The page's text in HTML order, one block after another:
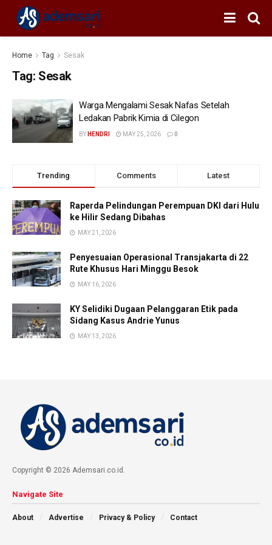
Home Tag Sesak
Tag: Sesak
Warga Mengalami Sesak Nafas Setelah
Ledakan Pabrik Kimia di Cilegon
BY HENDRI MAY 25, 2026 0
Trending Comments Latest
Raperda Pelindungan Perempuan DKI dari Hulu
ke Hilir Sedang Dibahas
MAY 21, 2026
Penyesuaian Operasional Transjakarta di 22
Rute Khusus Hari Minggu Besok
MAY 16, 2026
KY Selidiki Dugaan Pelanggaran Etik pada
Sidang Kasus Andrie Yunus
MAY 13, 2026
Copyright © 2026 Ademsari.co.id.
Navigate Site
About Advertise Privacy & Policy Contact